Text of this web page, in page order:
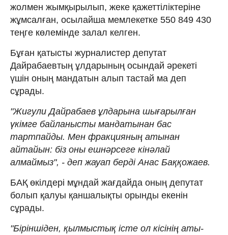
жолмен жымқырылып, жеке қажеттіліктеріне
жұмсалған, осылайша мемлекетке 550 849 430
теңге көлемінде залал келген.
Бұған қатысты журналистер депутат
Дайрабаевтың ұлдарының осындай әрекеті
үшін оның мандатын алып тастай ма деп
сұрады.
"Жигули Дайрабаев ұлдарына шығарылған
үкімге байланысты мандатынан бас
тартпайды. Мен фракцияның атынан
айтайын: біз оны ешнәрсеге кінәлай
алмаймыз", - деп жауап берді Анас Баққожаев.
БАҚ өкілдері мұндай жағдайда оның депутат
болып қалуы қаншалықты орынды екенін
сұрады.
"Біріншіден, қылмыстық істе ол кісінің аты-